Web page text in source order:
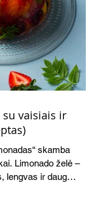
vaisiais ir
skamba
Limonado želė –